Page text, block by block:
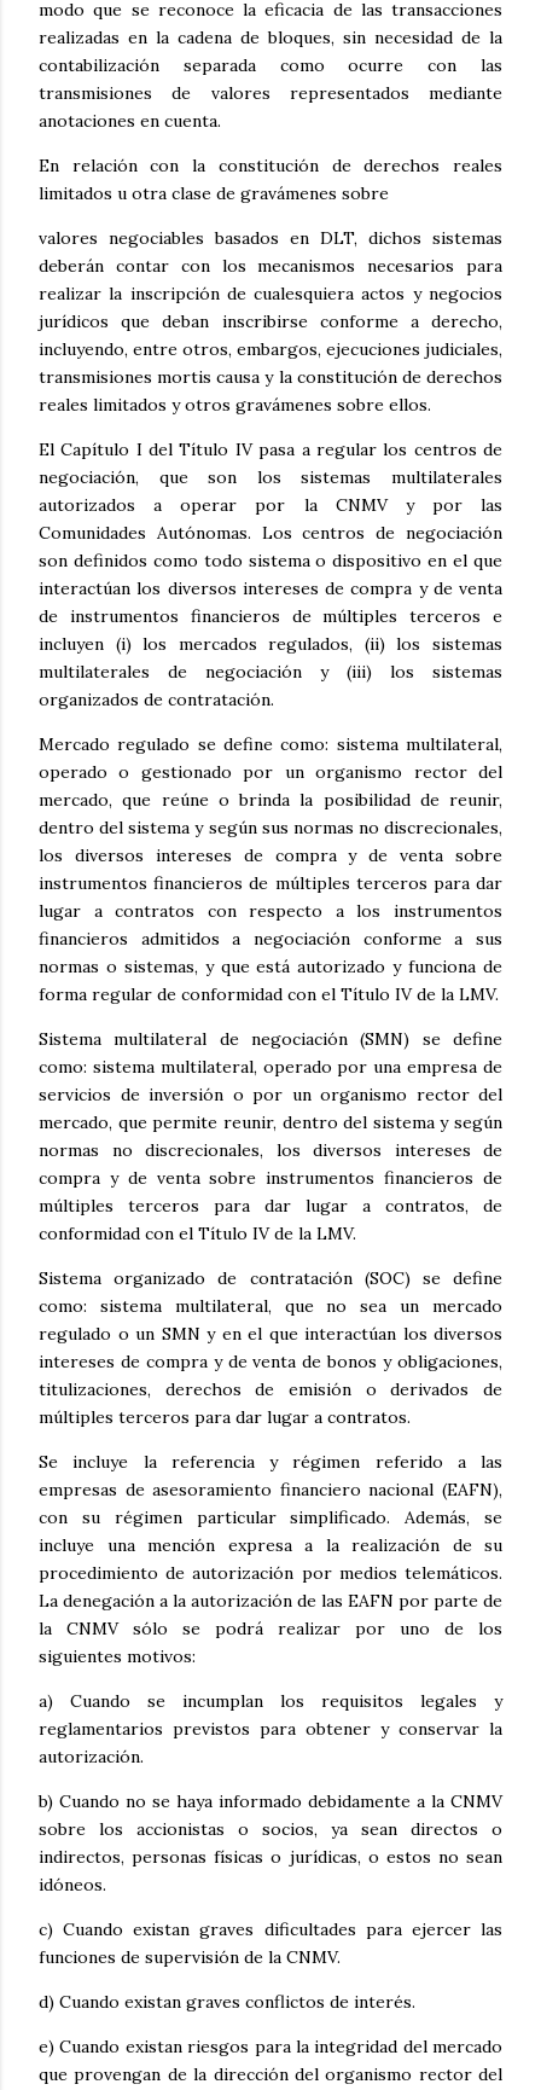
modo que se reconoce la eficacia de las transacciones
realizadas en la cadena de bloques, sin necesidad de la
contabilización separada como ocurre con las
transmisiones de valores representados mediante
anotaciones en cuenta.
En relación con la constitución de derechos reales
limitados u otra clase de gravámenes sobre
valores negociables basados en DLT, dichos sistemas
deberán contar con los mecanismos necesarios para
realizar la inscripción de cualesquiera actos y negocios
jurídicos que deban inscribirse conforme a derecho,
incluyendo, entre otros, embargos, ejecuciones judiciales,
transmisiones mortis causa y la constitución de derechos
reales limitados y otros gravámenes sobre ellos.
El Capítulo I del Título IV pasa a regular los centros de
negociación, que son los sistemas multilaterales
autorizados a operar por la CNMV y por las
Comunidades Autónomas. Los centros de negociación
son definidos como todo sistema o dispositivo en el que
interactúan los diversos intereses de compra y de venta
de instrumentos financieros de múltiples terceros e
incluyen (i) los mercados regulados, (ii) los sistemas
multilaterales de negociación y (iii) los sistemas
organizados de contratación.
Mercado regulado se define como: sistema multilateral,
operado o gestionado por un organismo rector del
mercado, que reúne o brinda la posibilidad de reunir,
dentro del sistema y según sus normas no discrecionales,
los diversos intereses de compra y de venta sobre
instrumentos financieros de múltiples terceros para dar
lugar a contratos con respecto a los instrumentos
financieros admitidos a negociación conforme a sus
normas o sistemas, y que está autorizado y funciona de
forma regular de conformidad con el Título IV de la LMV.
Sistema multilateral de negociación (SMN) se define
como: sistema multilateral, operado por una empresa de
servicios de inversión o por un organismo rector del
mercado, que permite reunir, dentro del sistema y según
normas no discrecionales, los diversos intereses de
compra y de venta sobre instrumentos financieros de
múltiples terceros para dar lugar a contratos, de
conformidad con el Título IV de la LMV.
Sistema organizado de contratación (SOC) se define
como: sistema multilateral, que no sea un mercado
regulado o un SMN y en el que interactúan los diversos
intereses de compra y de venta de bonos y obligaciones,
titulizaciones, derechos de emisión o derivados de
múltiples terceros para dar lugar a contratos.
Se incluye la referencia y régimen referido a las
empresas de asesoramiento financiero nacional (EAFN),
con su régimen particular simplificado. Además, se
incluye una mención expresa a la realización de su
procedimiento de autorización por medios telemáticos.
La denegación a la autorización de las EAFN por parte de
la CNMV sólo se podrá realizar por uno de los
siguientes motivos:
a) Cuando se incumplan los requisitos legales y
reglamentarios previstos para obtener y conservar la
autorización.
b) Cuando no se haya informado debidamente a la CNMV
sobre los accionistas o socios, ya sean directos o
indirectos, personas físicas o jurídicas, o estos no sean
idóneos.
c) Cuando existan graves dificultades para ejercer las
funciones de supervisión de la CNMV.
d) Cuando existan graves conflictos de interés.
e) Cuando existan riesgos para la integridad del mercado
que provengan de la dirección del organismo rector del